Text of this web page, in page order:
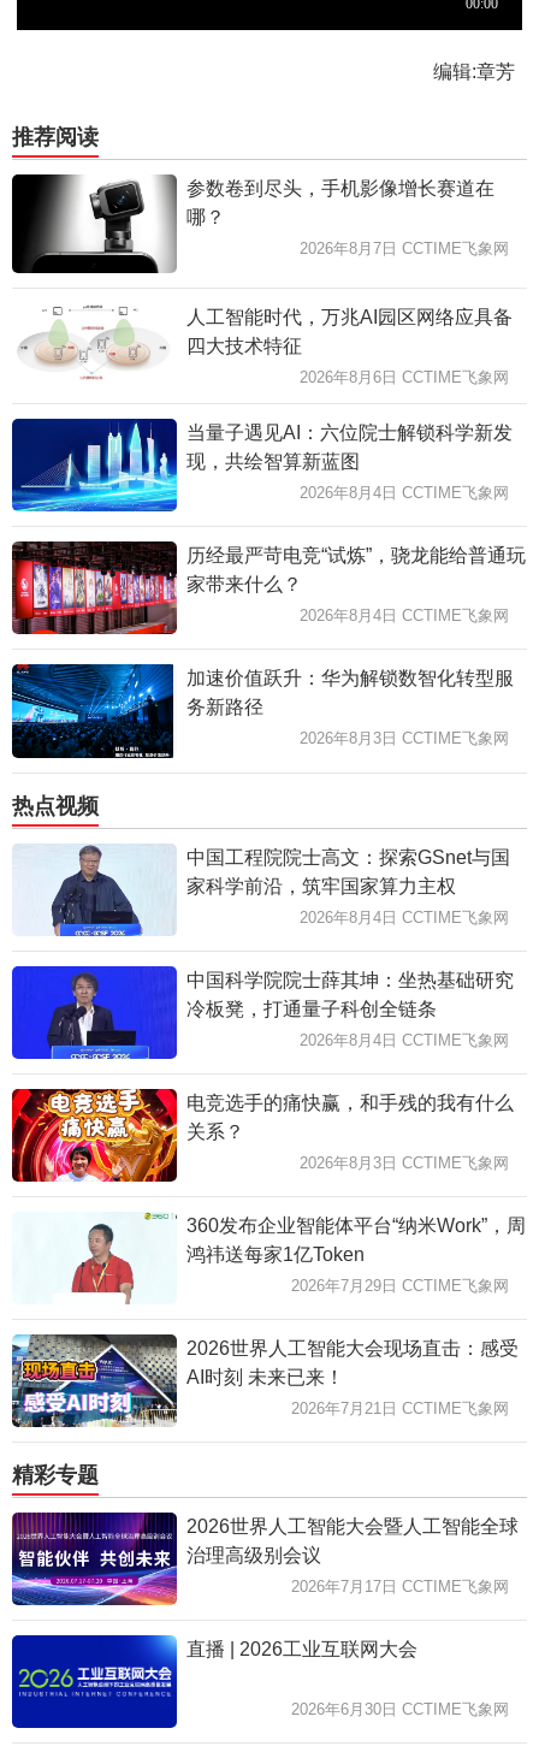
编辑:章芳
推荐阅读
参数卷到尽头，手机影像增长赛道在
哪？
2026年8月7日 CCTIME飞象网
人工智能时代，万兆AI园区网络应具备
四大技术特征
2026年8月6日 CCTIME飞象网
当量子遇见AI：六位院士解锁科学新发
现，共绘智算新蓝图
2026年8月4日 CCTIME飞象网
历经最严苛电竞“试炼”，骁龙能给普通玩
家带来什么？
2026年8月4日 CCTIME飞象网
加速价值跃升：华为解锁数智化转型服
务新路径
2026年8月3日 CCTIME飞象网
热点视频
中国工程院院士高文：探索GSnet与国
家科学前沿，筑牢国家算力主权
2026年8月4日 CCTIME飞象网
中国科学院院士薛其坤：坐热基础研究
冷板凳，打通量子科创全链条
2026年8月4日 CCTIME飞象网
电竞选手的痛快赢，和手残的我有什么
关系？
2026年8月3日 CCTIME飞象网
360发布企业智能体平台“纳米Work”，周
鸿祎送每家1亿Token
2026年7月29日 CCTIME飞象网
2026世界人工智能大会现场直击：感受
AI时刻 未来已来！
2026年7月21日 CCTIME飞象网
精彩专题
2026世界人工智能大会暨人工智能全球
治理高级别会议
2026年7月17日 CCTIME飞象网
直播 | 2026工业互联网大会
2026年6月30日 CCTIME飞象网